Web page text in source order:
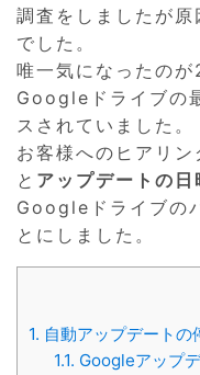
調査をしましたが
でした。
唯一気になったの
Googleドライブの
スされていました。
お客様へのヒアリン
と アップデートの日
Googleドライブの
とにしました。
1. 自動アップデートの
1.1. Googleアップ